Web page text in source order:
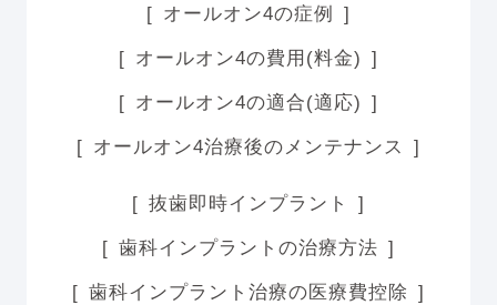
オールオン4の症例
オールオン4の費用(料金)
オールオン4の適合(適応)
オールオン4治療後のメンテナンス
抜歯即時インプラント
歯科インプラントの治療方法
歯科インプラント治療の医療費控除